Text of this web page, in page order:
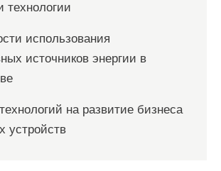
технологии
использования
источников энергии в
на развитие бизнеса
устройств